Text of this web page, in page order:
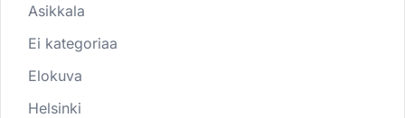
Asikkala
Ei kategoriaa
Elokuva
Helsinki